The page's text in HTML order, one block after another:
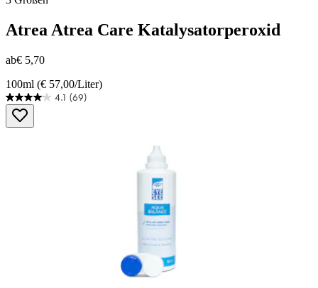
Atrea Atrea Care Katalysatorperoxid
ab€ 5,70
100ml (€ 57,00/Liter)
4.1 (69)
4.1
von
5